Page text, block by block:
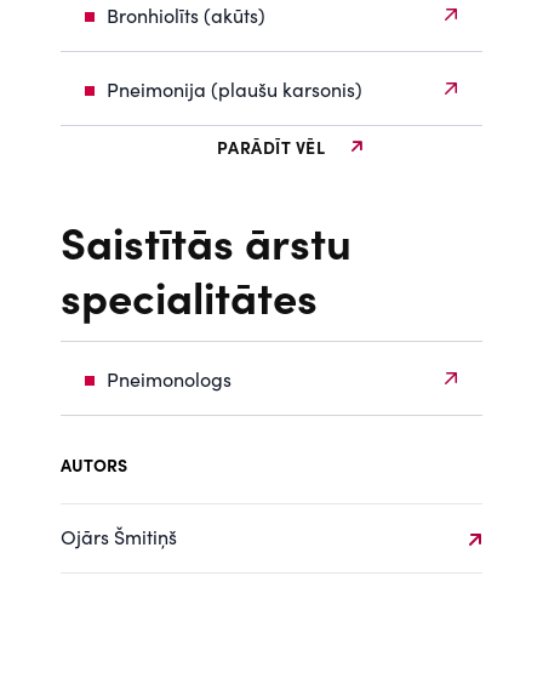
Bronhiolīts (akūts)
Pneimonija (plaušu karsonis)
PARĀDĪT VĒL
Saistītās ārstu
specialitātes
Pneimonologs
AUTORS
Ojārs Šmitiņš